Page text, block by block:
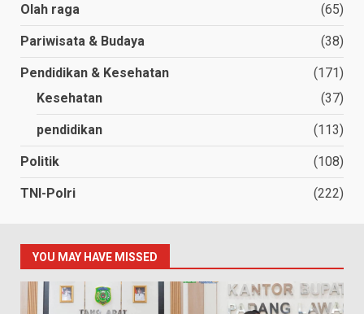
Olah raga (65)
Pariwisata & Budaya (38)
Pendidikan & Kesehatan
(171)
Kesehatan
(37)
pendidikan (113)
Politik (108)
TNI-Polri (222)
YOU MAY HAVE MISSED